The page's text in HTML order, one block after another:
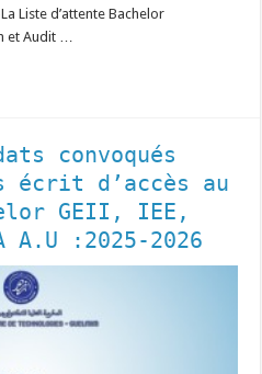
Liste d’attente Bachelor
et Audit …
convoqués
écrit d’accès au
GEII, IEE,
A.U :2025-2026